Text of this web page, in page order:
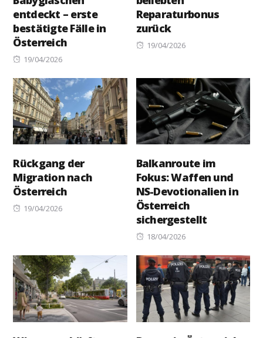
entdeckt – erste
bestätigte Fälle in
Österreich
Posted
19/04/2026
Reparaturbonus
zurück
Posted
19/04/2026
Rückgang der
Migration nach
Österreich
Posted
19/04/2026
Balkanroute im
Fokus: Waffen und
NS-Devotionalien in
Österreich
sichergestellt
Posted
18/04/2026